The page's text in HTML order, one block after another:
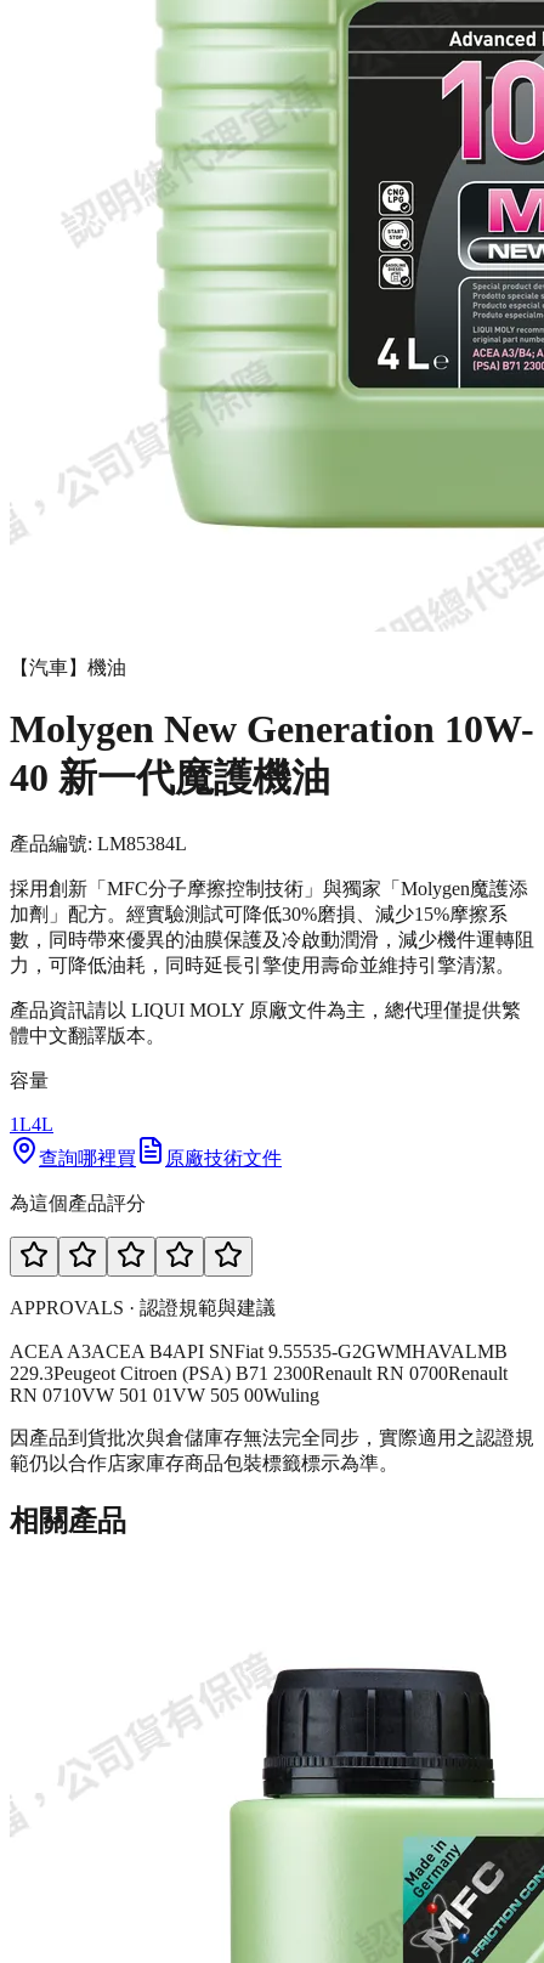
【汽車】機油
Molygen New Gener­a­tion 10W-
40 新一代魔護機油
產品編號: LM85384L
採用創新「MFC分子摩擦控制技術」與獨家「Molygen魔護添
加劑」配方。經實驗測試可降低30%磨損、減少15%摩擦系
數，同時帶來優異的油膜保護及冷啟動潤滑，減少機件運轉阻
力，可降低油耗，同時延長引擎使用壽命並維持引擎清潔。
產品資訊請以 LIQUI MOLY 原廠文件為主，總代理僅提供繁
體中文翻譯版本。
容量
1L4L
查詢哪裡買
原廠技術文件
為這個產品評分
APPROVALS · 認證規範與建議
ACEA A3ACEA B4API SNFiat 9.55535-G2GWMHAVALMB
229.3Peugeot Citroen (PSA) B71 2300Renault RN 0700Renault
RN 0710VW 501 01VW 505 00Wuling
因產品到貨批次與倉儲庫存無法完全同步，實際適用之認證規
範仍以合作店家庫存商品包裝標籤標示為準。
相關產品